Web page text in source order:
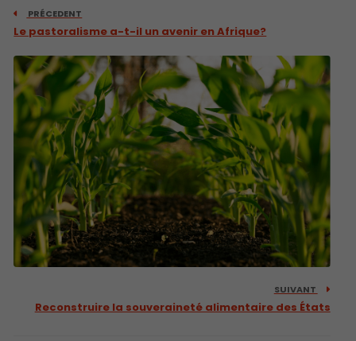
PRÉCEDENT
Le pastoralisme a-t-il un avenir en Afrique?
SUIVANT
Reconstruire la souveraineté alimentaire des États